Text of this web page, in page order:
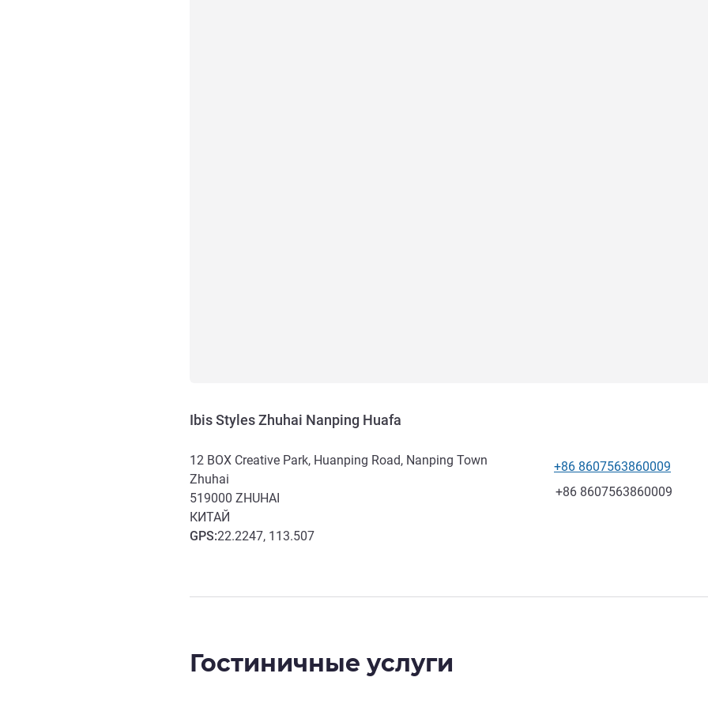
Ibis Styles Zhuhai Nanping Huafa
12 BOX Creative Park, Huanping Road, Nanping Town
Zhuhai
519000 ZHUHAI
КИТАЙ
GPS:22.2247, 113.507
Телефон
+86 8607563860009
Факс
+86 8607563860009
Гостиничные услуги